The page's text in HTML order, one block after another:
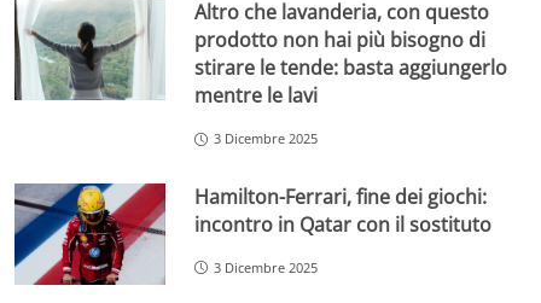
Altro che lavanderia, con questo
prodotto non hai più bisogno di
stirare le tende: basta aggiungerlo
mentre le lavi
3 Dicembre 2025
Hamilton-Ferrari, fine dei giochi:
incontro in Qatar con il sostituto
3 Dicembre 2025